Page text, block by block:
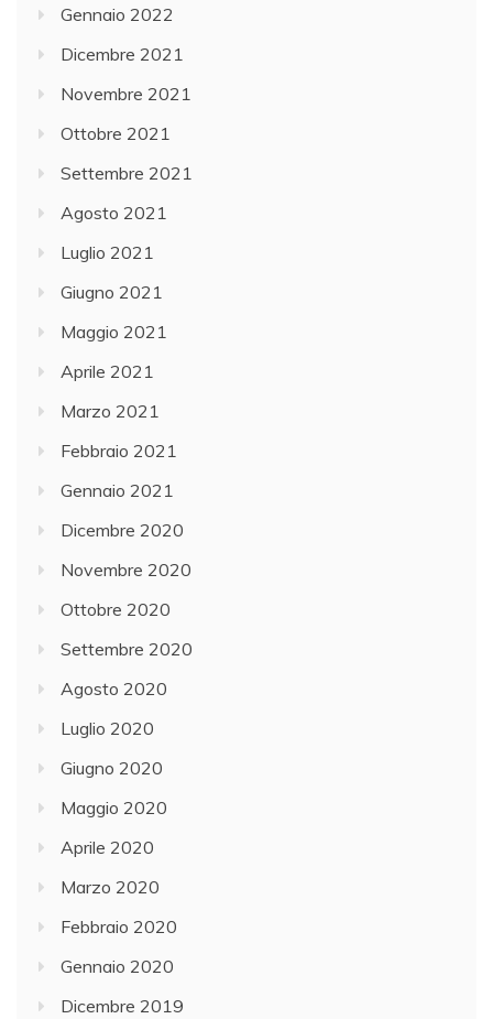
Gennaio 2022
Dicembre 2021
Novembre 2021
Ottobre 2021
Settembre 2021
Agosto 2021
Luglio 2021
Giugno 2021
Maggio 2021
Aprile 2021
Marzo 2021
Febbraio 2021
Gennaio 2021
Dicembre 2020
Novembre 2020
Ottobre 2020
Settembre 2020
Agosto 2020
Luglio 2020
Giugno 2020
Maggio 2020
Aprile 2020
Marzo 2020
Febbraio 2020
Gennaio 2020
Dicembre 2019